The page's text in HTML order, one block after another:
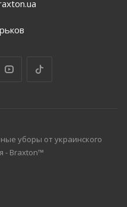
уборы от украинского
- Braxton™